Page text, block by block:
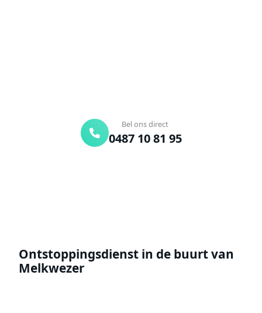
Bel ons direct
0487 10 81 95
Ontstoppingsdienst in de buurt van
Melkwezer